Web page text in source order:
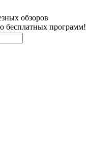
обзоров
бесплатных программ!